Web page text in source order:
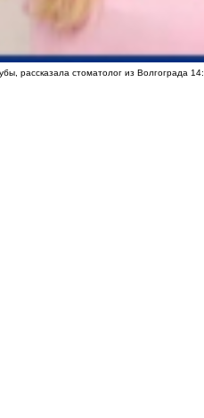
рассказала стоматолог из Волгограда